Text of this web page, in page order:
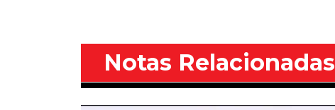
Notas Relacionadas